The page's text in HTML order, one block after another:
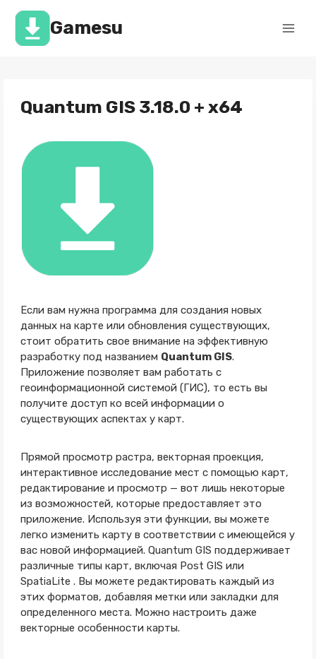
Перейти
содержимомуGamesu
Quantum GIS 3.18.0 + x64
Если вам нужна программа для создания новых
данных на карте или обновления существующих,
стоит обратить свое внимание на эффективную
разработку под названием Quantum GIS.
Приложение позволяет вам работать с
геоинформационной системой (ГИС), то есть вы
получите доступ ко всей информации о
существующих аспектах у карт.
Прямой просмотр растра, векторная проекция,
интерактивное исследование мест с помощью карт,
редактирование и просмотр — вот лишь некоторые
из возможностей, которые предоставляет это
приложение. Используя эти функции, вы можете
легко изменить карту в соответствии с имеющейся у
вас новой информацией. Quantum GIS поддерживает
различные типы карт, включая Post GIS или
SpatiaLite . Вы можете редактировать каждый из
этих форматов, добавляя метки или закладки для
определенного места. Можно настроить даже
векторные особенности карты.